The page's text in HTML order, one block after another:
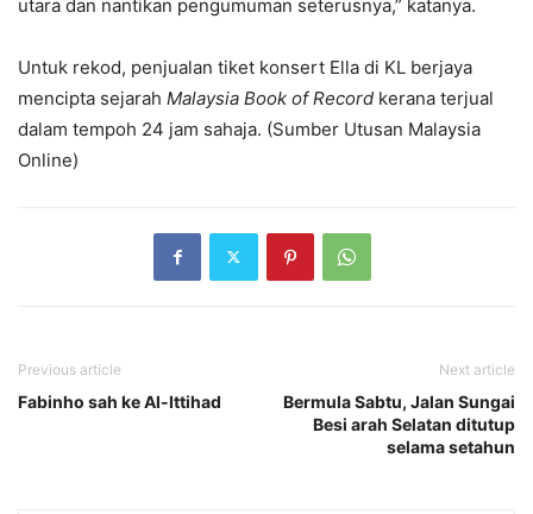
utara dan nantikan pengumuman seterusnya,” katanya.
Untuk rekod, penjualan tiket konsert Ella di KL berjaya
mencipta sejarah Malaysia Book of Record kerana terjual
dalam tempoh 24 jam sahaja. (Sumber Utusan Malaysia
Online)
Previous article
Fabinho sah ke Al-Ittihad
Next article
Bermula Sabtu, Jalan Sungai
Besi arah Selatan ditutup
selama setahun